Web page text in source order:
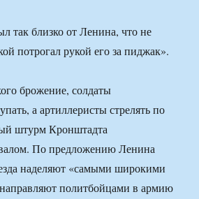
близко от Ленина, что не
потрогал рукой его за пиджак».
брожение, солдаты
а артиллеристы стрелять по
штурм Кронштадта
По предложению Ленина
наделяют «самыми широкими
политбойцами в армию